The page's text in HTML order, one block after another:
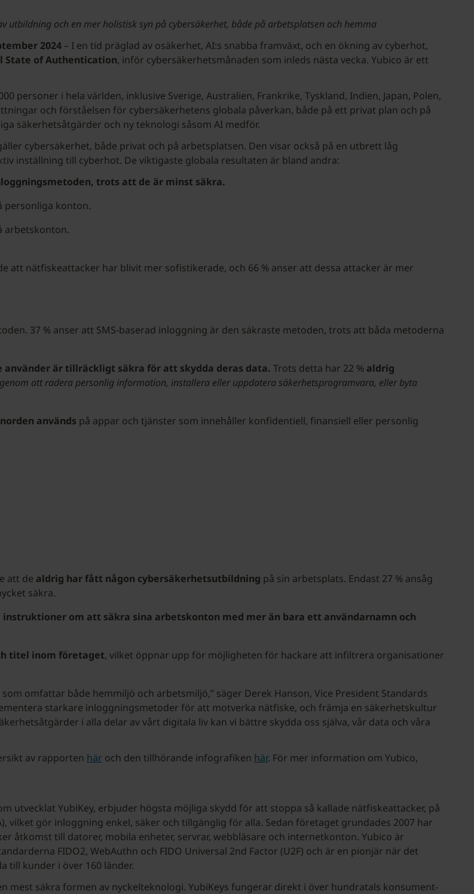
utbildning och en mer holistisk syn på cybersäkerhet, både på arbetsplatsen och hemma
2024 – I en tid präglad av osäkerhet, AI:s snabba framväxt, och en ökning av cyberhot,
State of Authentication, inför cybersäkerhetsmånaden som inleds nästa vecka. Yubico är ett
personer i hela världen, inklusive Sverige, Australien, Frankrike, Tyskland, Indien, Japan, Polen,
och förståelsen för cybersäkerhetens globala påverkan, både på ett privat plan och på
säkerhetsåtgärder och ny teknologi såsom AI medför.
cybersäkerhet, både privat och på arbetsplatsen. Den visar också på en utbrett låg
inställning till cyberhot. De viktigaste globala resultaten är bland andra:
trots att de är minst säkra.
personliga konton.
arbetskonton.
att nätfiskeattacker har blivit mer sofistikerade, och 66 % anser att dessa attacker är mer
37 % anser att SMS-baserad inloggning är den säkraste metoden, trots att båda metoderna
använder är tillräckligt säkra för att skydda deras data. Trots detta har 22 % aldrig
att radera personlig information, installera eller uppdatera säkerhetsprogramvara, eller byta
används på appar och tjänster som innehåller konfidentiell, finansiell eller personlig
att de aldrig har fått någon cybersäkerhetsutbildning på sin arbetsplats. Endast 27 % ansåg
säkra.
om att säkra sina arbetskonton med mer än bara ett användarnamn och
titel inom företaget, vilket öppnar upp för möjligheten för hackare att infiltrera organisationer
omfattar både hemmiljö och arbetsmiljö,” säger Derek Hanson, Vice President Standards
starkare inloggningsmetoder för att motverka nätfiske, och främja en säkerhetskultur
i alla delar av vårt digitala liv kan vi bättre skydda oss själva, vår data och våra
av rapporten här och den tillhörande infografiken här. För mer information om Yubico,
utvecklat YubiKey, erbjuder högsta möjliga skydd för att stoppa så kallade nätfiskeattacker, på
gör inloggning enkel, säker och tillgänglig för alla. Sedan företaget grundades 2007 har
åtkomst till datorer, mobila enheter, servrar, webbläsare och internetkonton. Yubico är
FIDO2, WebAuthn och FIDO Universal 2nd Factor (U2F) och är en pionjär när det
till kunder i över 160 länder.
säkra formen av nyckelteknologi. YubiKeys fungerar direkt i över hundratals konsument-